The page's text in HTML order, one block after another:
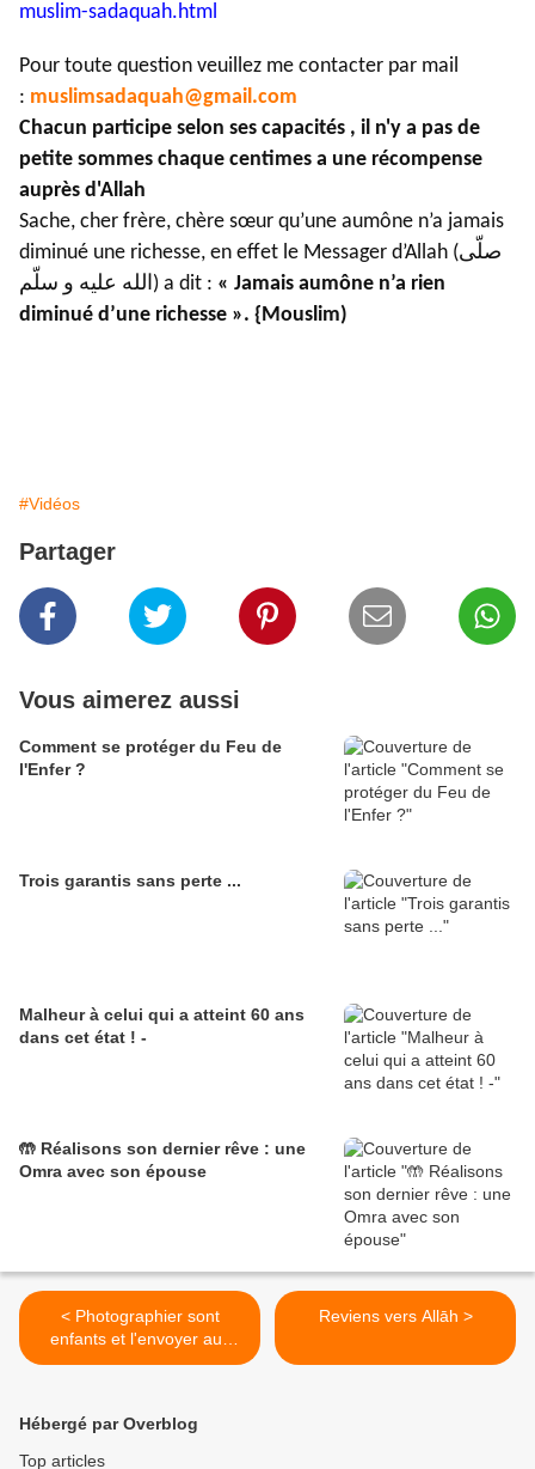
muslim-sadaquah.html
Pour toute question veuillez me contacter par mail
: muslimsadaquah@gmail.com
Chacun participe selon ses capacités , il n'y a pas de
petite sommes chaque centimes a une récompense
auprès d'Allah
Sache, cher frère, chère sœur qu’une aumône n’a jamais
diminué une richesse, en effet le Messager d’Allah (صلّى
الله عليه و سلّم) a dit : « Jamais aumône n’a rien
diminué d’une richesse ». {Mouslim)
#Vidéos
Partager
Vous aimerez aussi
Comment se protéger du Feu de
l'Enfer ?
Trois garantis sans perte ...
Malheur à celui qui a atteint 60 ans
dans cet état ! -
🤲 Réalisons son dernier rêve : une
Omra avec son épouse
< Photographier sont
enfants et l'envoyer aux
gens
Reviens vers Allāh >
Hébergé par Overblog
Top articles